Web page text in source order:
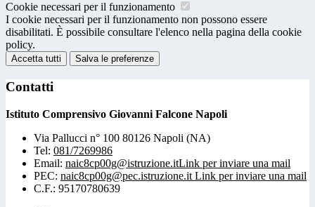
Cookie necessari per il funzionamento
I cookie necessari per il funzionamento non possono essere
disabilitati. È possibile consultare l'elenco nella pagina della cookie
policy.
Accetta tutti Salva le preferenze
Contatti
Istituto Comprensivo Giovanni Falcone Napoli
Via Pallucci n° 100 80126 Napoli (NA)
Tel: 081/7269986
Email: naic8cp00g@istruzione.itLink per inviare una mail
PEC: naic8cp00g@pec.istruzione.it Link per inviare una mail
C.F.: 95170780639